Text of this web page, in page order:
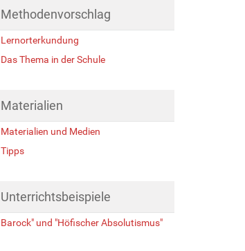
Methodenvorschlag
Lernorterkundung
Das Thema in der Schule
Materialien
Materialien und Medien
Tipps
Unterrichtsbeispiele
Barock" und "Höfischer Absolutismus"